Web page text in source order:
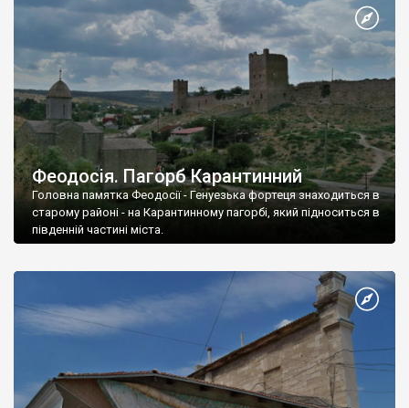
Феодосія. Пагорб Карантинний
Головна памятка Феодосії - Генуезька фортеця знаходиться в
старому районі - на Карантинному пагорбі, який підноситься в
південній частині міста.